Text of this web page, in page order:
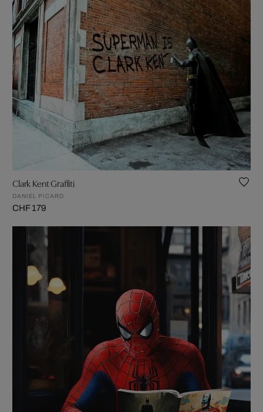
Clark Kent Graffiti
DANIEL PICARD
CHF 179